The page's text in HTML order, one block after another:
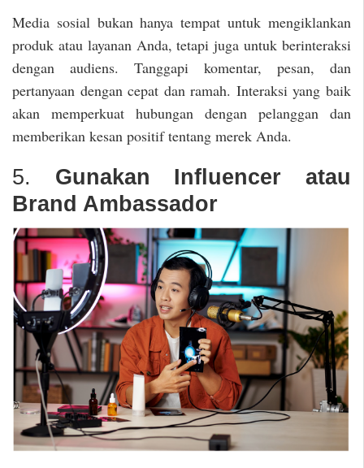
Media sosial bukan hanya tempat untuk mengiklankan
produk atau layanan Anda, tetapi juga untuk berinteraksi
dengan audiens. Tanggapi komentar, pesan, dan
pertanyaan dengan cepat dan ramah. Interaksi yang baik
akan memperkuat hubungan dengan pelanggan dan
memberikan kesan positif tentang merek Anda.
5. Gunakan Influencer atau
Brand Ambassador